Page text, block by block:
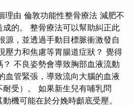
理由 倫敦功能性整骨療法 減肥不
的。 整骨療法可以幫助糾正此
源，並透過手動目標脈衝激發自
壓力和焦慮等胃腸道症狀？ 覺得
不良姿勢會導致胸部血液流動
血管緊張，導致流向大腦的血液
受）。 如果新生兒有哺乳問
機可能在於分娩時顱底受壓。